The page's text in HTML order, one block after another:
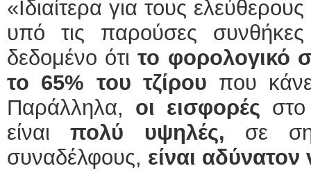
«Ιδιαίτερα για τους
υπό τις παρούσες
δεδομένο ότιτο φορολογικό
το 65% του τζίρου που
Παράλληλα, οι εισφορές
είναιπολύ υψηλές, σε
συναδέλφους, είναι